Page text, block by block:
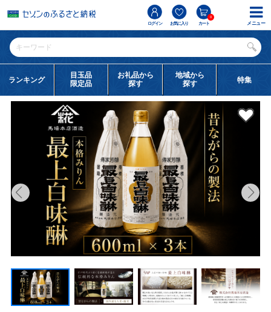
ログイン お気に入り カート
0
ランキング
目玉品
限定品
お礼品から
探す
地域から
探す
特集
メニュー